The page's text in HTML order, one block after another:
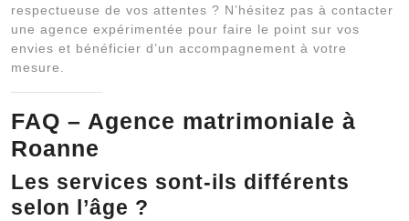
respectueuse de vos attentes ? N’hésitez pas à contacter
une agence expérimentée pour faire le point sur vos
envies et bénéficier d’un accompagnement à votre
mesure.
FAQ – Agence matrimoniale à
Roanne
Les services sont-ils différents
selon l’âge ?